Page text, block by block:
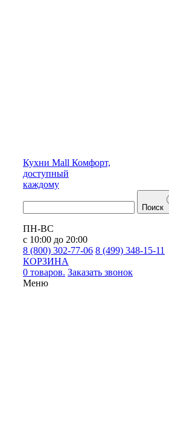
Кухни Mall Комфорт,
доступный
каждому
Поиск
ПН-ВС
с 10:00 до 20:00
8 (800) 302-77-06 8 (499) 348-15-11
КОРЗИНА
0 товаров. Заказать звонок
Меню